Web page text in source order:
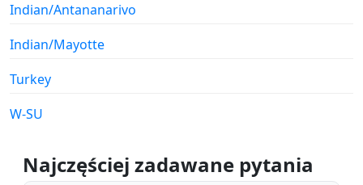
Indian/Antananarivo
Indian/Mayotte
Turkey
W-SU
Najczęściej zadawane pytania